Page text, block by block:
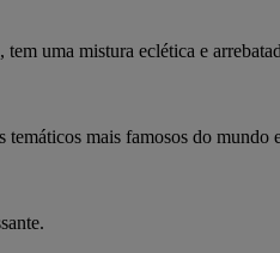
uma mistura eclética e
mais famosos do mundo